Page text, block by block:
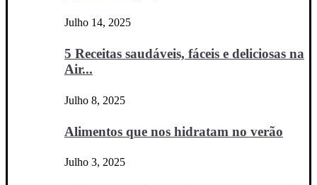
Julho 14, 2025
5 Receitas saudáveis, fáceis e deliciosas na
Air...
Julho 8, 2025
Alimentos que nos hidratam no verão
Julho 3, 2025